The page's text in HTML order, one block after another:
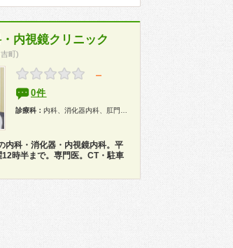
内視鏡クリニック
町)
－
0件
診療科： 内科、消化器内科、肛門科、内視鏡
内科・消化器・内視鏡内科。平
12時半まで。専門医。CT・駐車